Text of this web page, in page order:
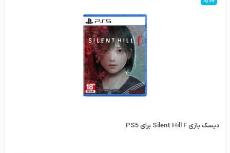
دیسک بازی Silent Hill F برای PS5